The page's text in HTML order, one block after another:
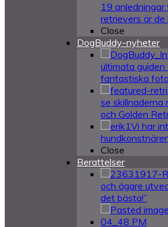
19
retrievers är
Close
DogBuddy-nyheter
ultimata guiden
fantastiska
se skillnaderna
och Golden
Vi har
Close
Berattelser
och ägare
det bästa!”